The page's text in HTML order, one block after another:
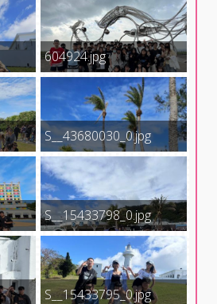
604924.jpg
S__43680030_0.jpg
S__15433798_0.jpg
S__15433795_0.jpg